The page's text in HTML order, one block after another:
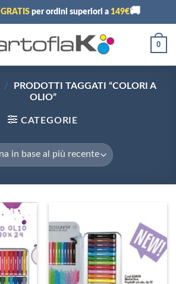
GRATISper ordini superiori a 149€🚚
0
/
PRODOTTI TAGGATI “COLORI A
OLIO”
CATEGORIE